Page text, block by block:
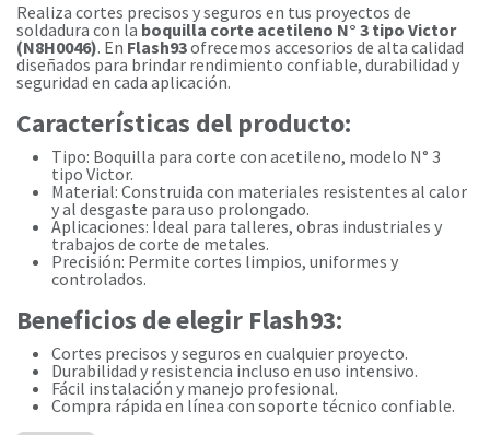
Realiza cortes precisos y seguros en tus proyectos de
soldadura con la boquilla corte acetileno N° 3 tipo Victor
(N8H0046). En Flash93ofrecemos accesorios de alta calidad
diseñados para brindar rendimiento confiable, durabilidad y
seguridad en cada aplicación.
Características del producto:
Tipo: Boquilla para corte con acetileno, modelo N° 3
tipo Victor.
Material: Construida con materiales resistentes al calor
y al desgaste para uso prolongado.
Aplicaciones: Ideal para talleres, obras industriales y
trabajos de corte de metales.
Precisión: Permite cortes limpios, uniformes y
controlados.
Beneficios de elegir Flash93:
Cortes precisos y seguros en cualquier proyecto.
Durabilidad y resistencia incluso en uso intensivo.
Fácil instalación y manejo profesional.
Compra rápida en línea con soporte técnico confiable.